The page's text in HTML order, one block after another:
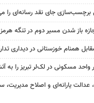
جای نقد رسانه‌ای را
باز شدن مسیر دوم در تنگه هرمز
همنام خوزستانی در دیداری
مسکونی در لک‌لر تبریز را به
عدالت یارانه‌ای و اصلاح